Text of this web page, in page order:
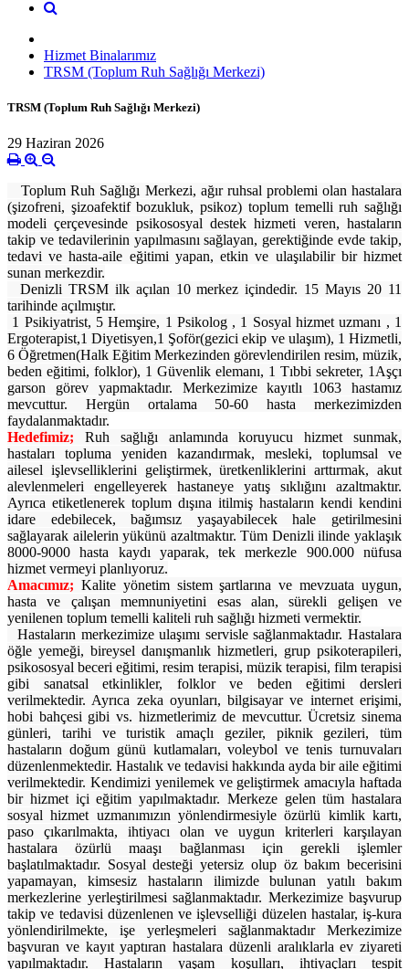
Hizmet Binalarımız
TRSM (Toplum Ruh Sağlığı Merkezi)
TRSM (Toplum Ruh Sağlığı Merkezi)
29 Haziran 2026
Toplum Ruh Sağlığı Merkezi, ağır ruhsal problemi olan hastalara
(şizofreni, şizoafektif bozukluk, psikoz) toplum temelli ruh sağlığı
modeli çerçevesinde psikososyal destek hizmeti veren, hastaların
takip ve tedavilerinin yapılmasını sağlayan, gerektiğinde evde takip,
tedavi ve hasta-aile eğitimi yapan, etkin ve ulaşılabilir bir hizmet
sunan merkezdir.
Denizli TRSM ilk açılan 10 merkez içindedir. 15 Mayıs 20 11
tarihinde açılmıştır.
1 Psikiyatrist, 5 Hemşire, 1 Psikolog , 1 Sosyal hizmet uzmanı , 1
Ergoterapist,1 Diyetisyen,1 Şoför(gezici ekip ve ulaşım), 1 Hizmetli,
6 Öğretmen(Halk Eğitim Merkezinden görevlendirilen resim, müzik,
beden eğitimi, folklor), 1 Güvenlik elemanı, 1 Tıbbi sekreter, 1Aşçı
garson görev yapmaktadır. Merkezimize kayıtlı 1063 hastamız
mevcuttur. Hergün ortalama 50-60 hasta merkezimizden
faydalanmaktadır.
Hedefimiz; Ruh sağlığı anlamında koruyucu hizmet sunmak,
hastaları topluma yeniden kazandırmak, mesleki, toplumsal ve
ailesel işlevselliklerini geliştirmek, üretkenliklerini arttırmak, akut
alevlenmeleri engelleyerek hastaneye yatış sıklığını azaltmaktır.
Ayrıca etiketlenerek toplum dışına itilmiş hastaların kendi kendini
idare edebilecek, bağımsız yaşayabilecek hale getirilmesini
sağlayarak ailelerin yükünü azaltmaktır. Tüm Denizli ilinde yaklaşık
8000-9000 hasta kaydı yaparak, tek merkezle 900.000 nüfusa
hizmet vermeyi planlıyoruz.
Amacımız; Kalite yönetim sistem şartlarına ve mevzuata uygun,
hasta ve çalışan memnuniyetini esas alan, sürekli gelişen ve
yenilenen toplum temelli kaliteli ruh sağlığı hizmeti vermektir.
Hastaların merkezimize ulaşımı servisle sağlanmaktadır. Hastalara
öğle yemeği, bireysel danışmanlık hizmetleri, grup psikoterapileri,
psikososyal beceri eğitimi, resim terapisi, müzik terapisi, film terapisi
gibi sanatsal etkinlikler, folklor ve beden eğitimi dersleri
verilmektedir. Ayrıca zeka oyunları, bilgisayar ve internet erişimi,
hobi bahçesi gibi vs. hizmetlerimiz de mevcuttur. Ücretsiz sinema
günleri, tarihi ve turistik amaçlı geziler, piknik gezileri, tüm
hastaların doğum günü kutlamaları, voleybol ve tenis turnuvaları
düzenlenmektedir. Hastalık ve tedavisi hakkında ayda bir aile eğitimi
verilmektedir. Kendimizi yenilemek ve geliştirmek amacıyla haftada
bir hizmet içi eğitim yapılmaktadır. Merkeze gelen tüm hastalara
sosyal hizmet uzmanımızın yönlendirmesiyle özürlü kimlik kartı,
paso çıkarılmakta, ihtiyacı olan ve uygun kriterleri karşılayan
hastalara özürlü maaşı bağlanması için gerekli işlemler
başlatılmaktadır. Sosyal desteği yetersiz olup öz bakım becerisini
yapamayan, kimsesiz hastaların ilimizde bulunan yatılı bakım
merkezlerine yerleştirilmesi sağlanmaktadır. Merkezimize başvurup
takip ve tedavisi düzenlenen ve işlevselliği düzelen hastalar, iş-kura
yönlendirilmekte, işe yerleşmeleri sağlanmaktadır Merkezimize
başvuran ve kayıt yaptıran hastalara düzenli aralıklarla ev ziyareti
yapılmaktadır. Hastaların yaşam koşulları, ihtiyaçları tespit